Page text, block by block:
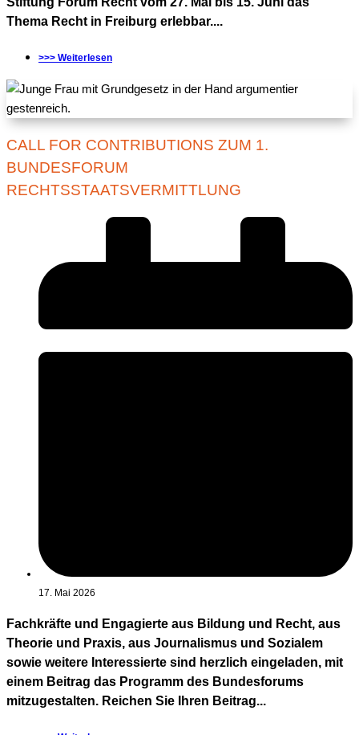
Thema Recht in Freiburg erlebbar....
>>> Weiterlesen
CALL FOR CONTRIBUTIONS ZUM 1.
BUNDESFORUM
RECHTSSTAATSVERMITTLUNG
17. Mai 2026
Fachkräfte und Engagierte aus Bildung und Recht, aus
Theorie und Praxis, aus Journalismus und Sozialem
sowie weitere Interessierte sind herzlich eingeladen, mit
einem Beitrag das Programm des Bundesforums
mitzugestalten. Reichen Sie Ihren Beitrag...